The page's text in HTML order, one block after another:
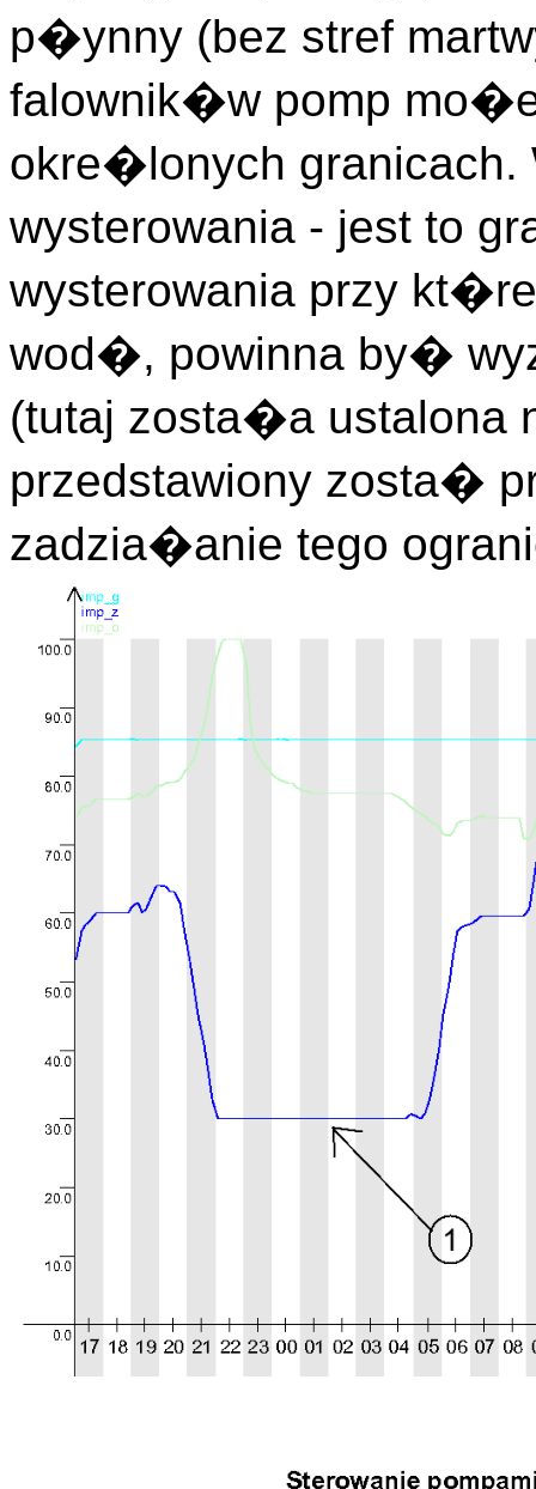
p�ynny (bez stref
falownik�w pomp
okre�lonych
wysterowania - jest to
wysterowania przy
wod�, powinna by�
(tutaj zosta�a ustalona
przedstawiony zosta�
zadzia�anie tego